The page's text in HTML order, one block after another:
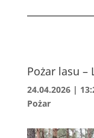
Pożar lasu –
24.04.2026 |
Pożar